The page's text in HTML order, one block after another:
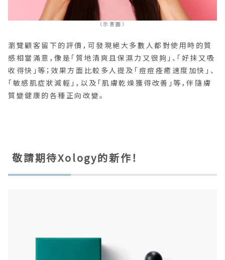
（示意圖）
瀏覽顧客留下的評價，可發現絕大多數人都對使用時的質
感相當滿意，像是「質地清爽且保濕力又很夠」、「好抹又吸
收得快」等；效果方面比較多人提及「痘痘痊癒速度加快」、
「敏感肌症狀減輕」，以及「肌膚乾燥獲得改善」等，伴隨膚
質變健康的各種正向改變。
敬請期待Xology的新作！